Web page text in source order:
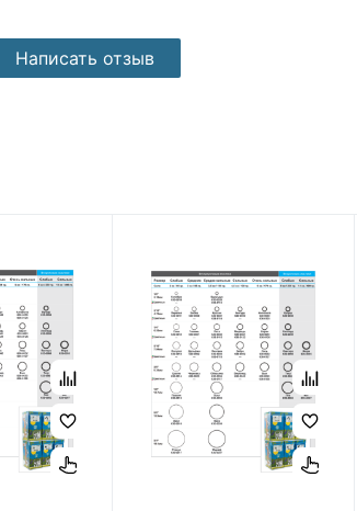
Написать отзыв